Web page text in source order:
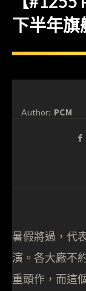
下半年旗
Author: PCM
暑假將過，代
演。各大廠不
重頭作，而這